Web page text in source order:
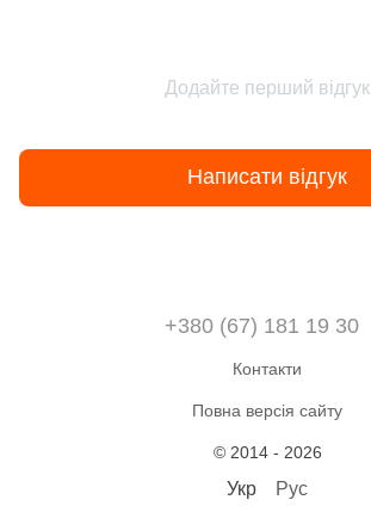
Додайте перший відгук
Написати відгук
+380 (67) 181 19 30
Контакти
Повна версія сайту
© 2014 - 2026
Укр Рус